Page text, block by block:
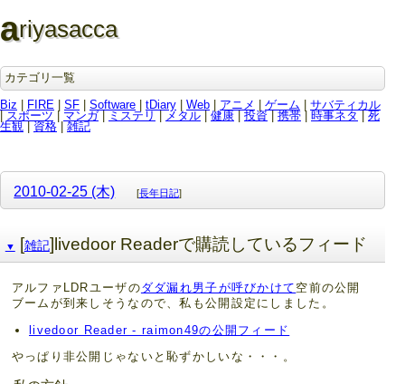
ariyasacca
カテゴリ一覧
Biz
FIRE SF Software tDiary Web アニメ ゲーム
サバティカル
スポーツ | マンガ| ミステリ メタル 健康 投資 携帯 | 時事ネタ
死
生観
資格| 雑記
2010-02-25 (木) [長年日記]
▼ [雑記]livedoor Readerで購読しているフィード
アルファLDRユーザのダダ漏れ男子が呼びかけて 空前の公開
ブームが到来しそうなので、私も公開設定にしました。
livedoor Reader - raimon49の公開フィード
やっぱり非公開じゃないと恥ずかしいな・・・。